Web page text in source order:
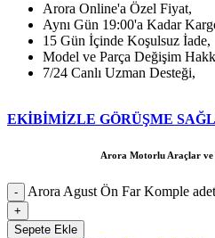
Arora Online'a Özel Fiyat,
Aynı Gün 19:00'a Kadar
15 Gün İçinde Koşulsuz İade,
Model ve Parça Değişim
7/24 Canlı Uzman Desteği,
EKİBİMİZLE GÖRÜŞME
Arora Motorlu Araçlar ve
Arora Agust Ön Far Komple adet
Sepete Ekle